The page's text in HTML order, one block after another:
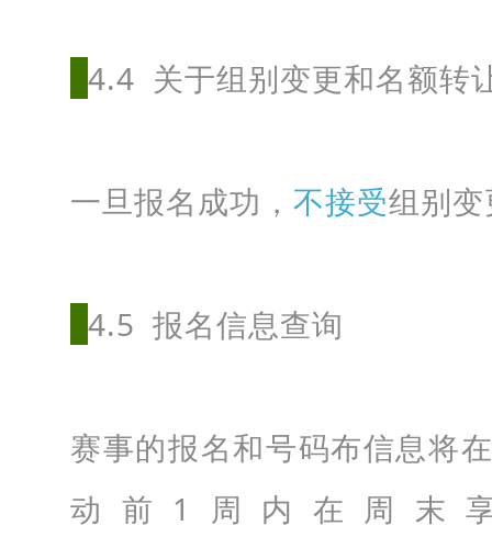
4.4 关于组别变更和名额转
一旦报名成功， 不接受组别
4.5 报名信息查询
赛事的报名和号码布信息将
动前1周 内在周末